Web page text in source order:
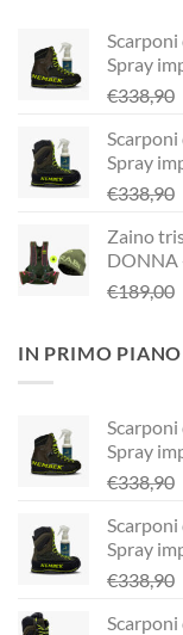
Scarponi
Spray
€338,90
Scarponi
Spray
€338,90
Zaino
DONNA
€189,00
IN PRIMO PIANO
Spray
€338,90
Scarponi
Spray
€338,90
Scarponi